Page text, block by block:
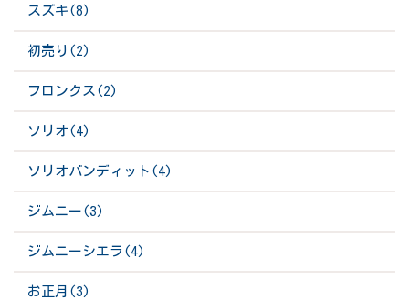
スズキ(8)
初売り(2)
フロンクス(2)
ソリオ(4)
ソリオバンディット(4)
ジムニー(3)
ジムニーシエラ(4)
お正月(3)